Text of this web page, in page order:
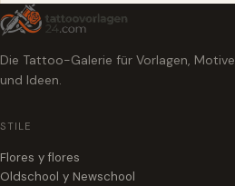
Die Tattoo-Galerie für Vorlagen, Motive
und Ideen.
STILE
Flores y flores
Oldschool y Newschool